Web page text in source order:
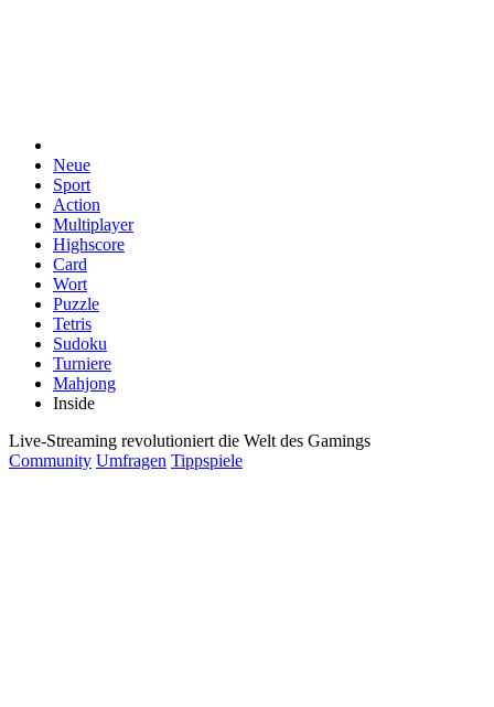
Neue
Sport
Action
Multiplayer
Highscore
Card
Wort
Puzzle
Tetris
Sudoku
Turniere
Mahjong
Inside
Live-Streaming revolutioniert die Welt des Gamings
Community Umfragen Tippspiele